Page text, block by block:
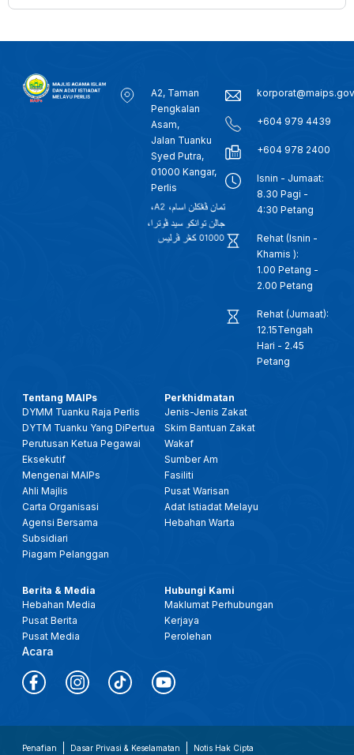
A2, Taman
Pengkalan
Asam,
Jalan Tuanku
Syed Putra,
01000 Kangar,
Perlis
+604 979 4439
+604 978 2400
Isnin - Jumaat:
8.30 Pagi -
4:30 Petang
Rehat (Isnin -
Khamis ):
1.00 Petang -
2.00 Petang
Rehat (Jumaat):
12.15Tengah
Hari - 2.45
Petang
Tentang MAIPs
DYMM Tuanku Raja Perlis
DYTM Tuanku Yang DiPertua
Perutusan Ketua Pegawai
Eksekutif
Mengenai MAIPs
Ahli Majlis
Carta Organisasi
Agensi Bersama
Subsidiari
Piagam Pelanggan
Perkhidmatan
Jenis-Jenis Zakat
Skim Bantuan Zakat
Wakaf
Sumber Am
Fasiliti
Pusat Warisan
Adat Istiadat Melayu
Hebahan Warta
Berita & Media
Hebahan Media
Pusat Berita
Pusat Media
Acara
Hubungi Kami
Maklumat Perhubungan
Kerjaya
Perolehan
Penafian Dasar Privasi & Keselamatan
Notis Hak Cipta